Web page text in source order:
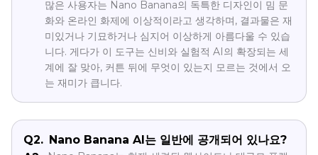
많은 사용자는 Nano Banana의 독특한 디자인이 밈 문
화와 온라인 화제에 이상적이라고 생각하며, 결과물은 재
미있거나 기묘하거나 심지어 이상하게 아름다울 수 있습
니다. 게다가 이 도구는 신비와 실험적 AI의 확장되는 세
계에 잘 맞아, 커튼 뒤에 무엇이 있는지 모르는 것에서 오
는 재미가 큽니다.
Q2. Nano Banana AI는 일반에 공개되어 있나요?